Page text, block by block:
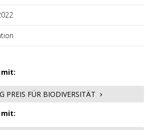
PREIS FÜR BIODIVERSITÄT